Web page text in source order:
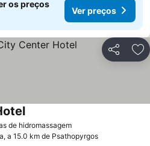
os preços
Ver preços
Partilhar
de hidromassagemVer preços
Ver preços
a 15.0 km de Psathopyrgos